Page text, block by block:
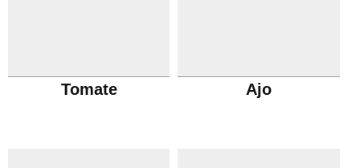
Tomate Ajo